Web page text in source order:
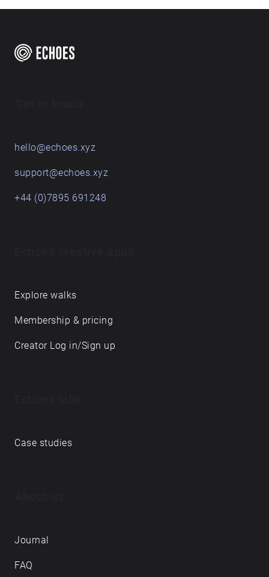
hello@echoes.xyz
support@echoes.xyz
+44 (0)7895 691248
Explore walks
Membership & pricing
Creator Log in/Sign up
Case studies
Journal
FAQ